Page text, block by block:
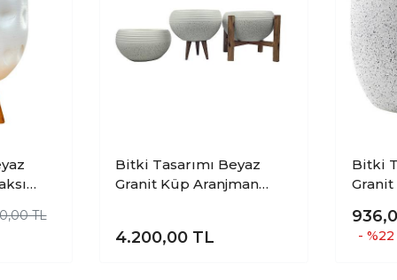
TL
Bitki Tasarımı Beyaz
Granit Küp Aranjman
4.200,00 TL
Bitki
Granit
19 CM
- %22